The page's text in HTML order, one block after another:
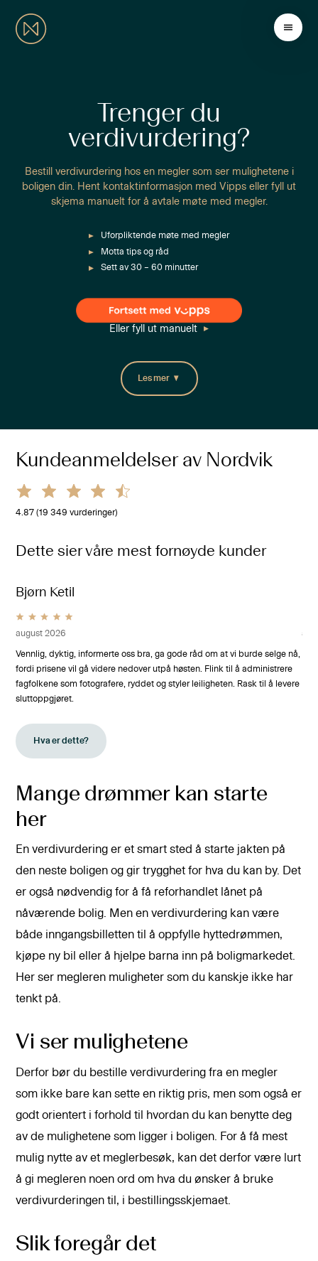
Trenger du
verdivurdering?
Bestill verdivurdering hos en megler som ser mulighetene i
boligen din. Hent kontaktinformasjon med Vipps eller fyll ut
skjema manuelt for å avtale møte med megler.
Uforpliktende møte med megler
Motta tips og råd
Sett av 30 – 60 minutter
Eller fyll ut manuelt
Les mer
Kundeanmeldelser av Nordvik
4.87 (19 349 vurderinger)
Dette sier våre mest fornøyde kunder
Bjørn Ketil
august 2026
Vennlig, dyktig, informerte oss bra, ga gode råd om at vi burde selge nå,
fordi prisene vil gå videre nedover utpå høsten. Flink til å administrere
fagfolkene som fotografere, ryddet og styler leiligheten. Rask til å levere
sluttoppgjøret.
Hva er dette?
Mange drømmer kan starte
her
En verdivurdering er et smart sted å starte jakten på
den neste boligen og gir trygghet for hva du kan by. Det
er også nødvendig for å få reforhandlet lånet på
nåværende bolig. Men en verdivurdering kan være
både inngangsbilletten til å oppfylle hyttedrømmen,
kjøpe ny bil eller å hjelpe barna inn på boligmarkedet.
Her ser megleren muligheter som du kanskje ikke har
tenkt på.
Vi ser mulighetene
Derfor bør du bestille verdivurdering fra en megler
som ikke bare kan sette en riktig pris, men som også er
godt orientert i forhold til hvordan du kan benytte deg
av de mulighetene som ligger i boligen. For å få mest
mulig nytte av et meglerbesøk, kan det derfor være lurt
å gi megleren noen ord om hva du ønsker å bruke
verdivurderingen til, i bestillingsskjemaet.
Slik foregår det